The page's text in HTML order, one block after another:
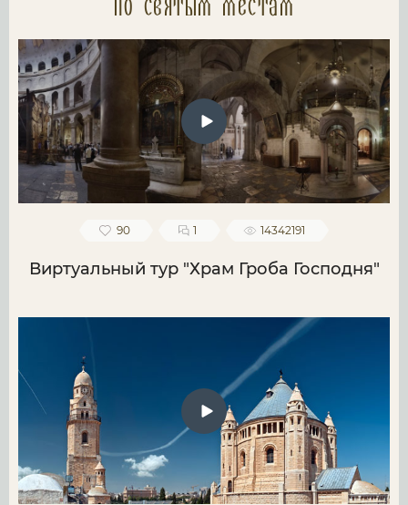
по святым местам
90 1 14342191
Виртуальный тур "Храм Гроба Господня"